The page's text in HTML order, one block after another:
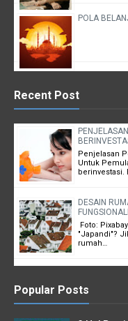
POLA
Recent Post
Penjelasan
Untuk
berinvestasi.
DESAIN
Foto:
"Japandi"?
rumah…
Popular Posts